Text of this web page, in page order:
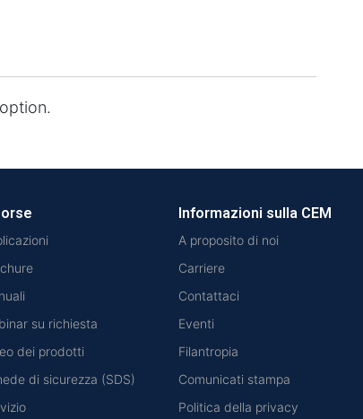
su richiesta
dei prodotti
di sicurezza (SDS)
Informazioni sulla CEM
A proposito di noi
Carriere
Contattaci
Eventi
Filantropia
Comunicati stampa
Politica della privacy